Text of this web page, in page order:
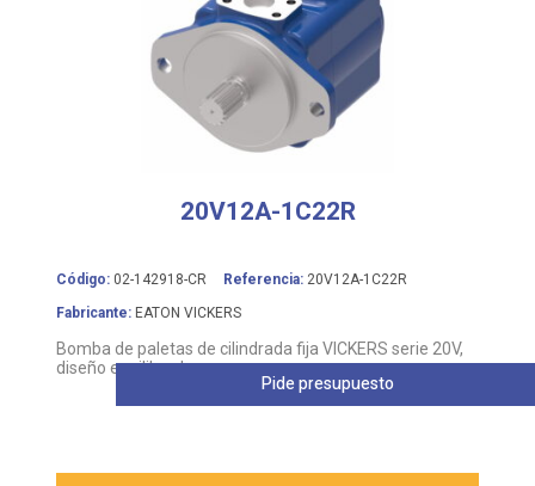
20V12A-1C22R
Código: 02-142918-CR Referencia: 20V12A-1C22R
Fabricante: EATON VICKERS
Bomba de paletas de cilindrada fija VICKERS serie 20V,
diseño equilibrado
Pide presupuesto